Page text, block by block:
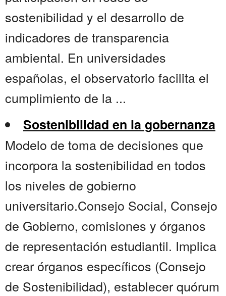
sostenibilidad y el desarrollo de
indicadores de transparencia
ambiental. En universidades
españolas, el observatorio facilita el
cumplimiento de la ...
Sostenibilidad en la gobernanza
Modelo de toma de decisiones que
incorpora la sostenibilidad en todos
los niveles de gobierno
universitario.Consejo Social, Consejo
de Gobierno, comisiones y órganos
de representación estudiantil. Implica
crear órganos específicos (Consejo
de Sostenibilidad), establecer quórum